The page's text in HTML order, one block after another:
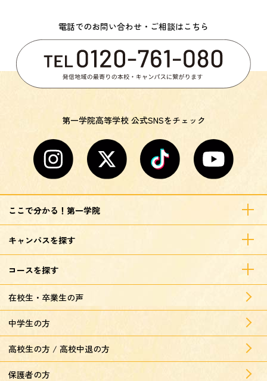
電話でのお問い合わせ・ご相談はこちら
第一学院高等学校 公式SNSをチェック
ここで分かる！第一学院
キャンパスを探す
コースを探す
在校生・卒業生の声
中学生の方
高校生の方 / 高校中退の方
保護者の方